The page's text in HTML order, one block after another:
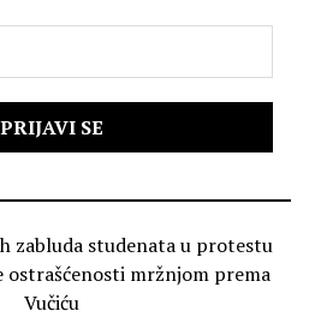
zabluda studenata u protestu
ostrašćenosti mržnjom prema
Vučiću